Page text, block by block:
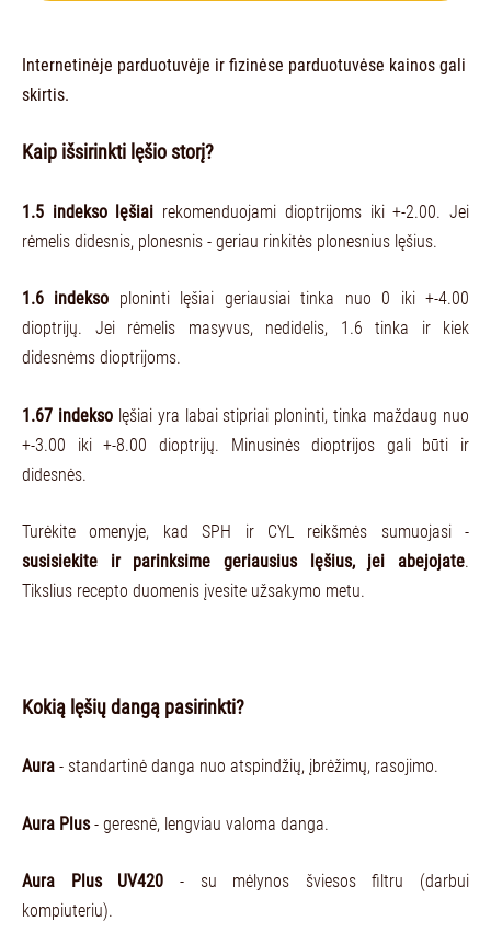
Internetinėje parduotuvėje ir fizinėse parduotuvėse kainos gali
skirtis.
Kaip išsirinkti lęšio storį?
1.5 indekso lęšiai rekomenduojami dioptrijoms iki +-2.00. Jei
rėmelis didesnis, plonesnis - geriau rinkitės plonesnius lęšius.
1.6 indekso ploninti lęšiai geriausiai tinka nuo 0 iki +-4.00
dioptrijų. Jei rėmelis masyvus, nedidelis, 1.6 tinka ir kiek
didesnėms dioptrijoms.
1.67 indeksolęšiai yra labai stipriai ploninti, tinka maždaug nuo
+-3.00 iki +-8.00 dioptrijų. Minusinės dioptrijos gali būti ir
didesnės.
Turėkite omenyje, kad SPH ir CYL reikšmės sumuojasi -
susisiekite ir parinksime geriausius lęšius, jei abejojate.
Tikslius recepto duomenis įvesite užsakymo metu.
Kokią lęšių dangą pasirinkti?
Aura - standartinė danga nuo atspindžių, įbrėžimų, rasojimo.
Aura Plus- geresnė, lengviau valoma danga.
Aura Plus UV420 - su mėlynos šviesos filtru (darbui
kompiuteriu).